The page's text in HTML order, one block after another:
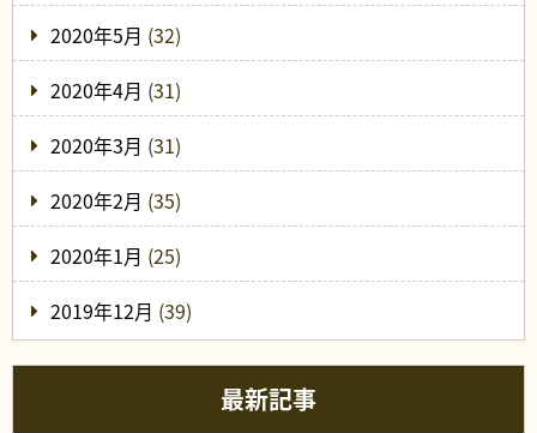
2020年5月 (32)
2020年4月 (31)
2020年3月 (31)
2020年2月 (35)
2020年1月 (25)
2019年12月 (39)
最新記事